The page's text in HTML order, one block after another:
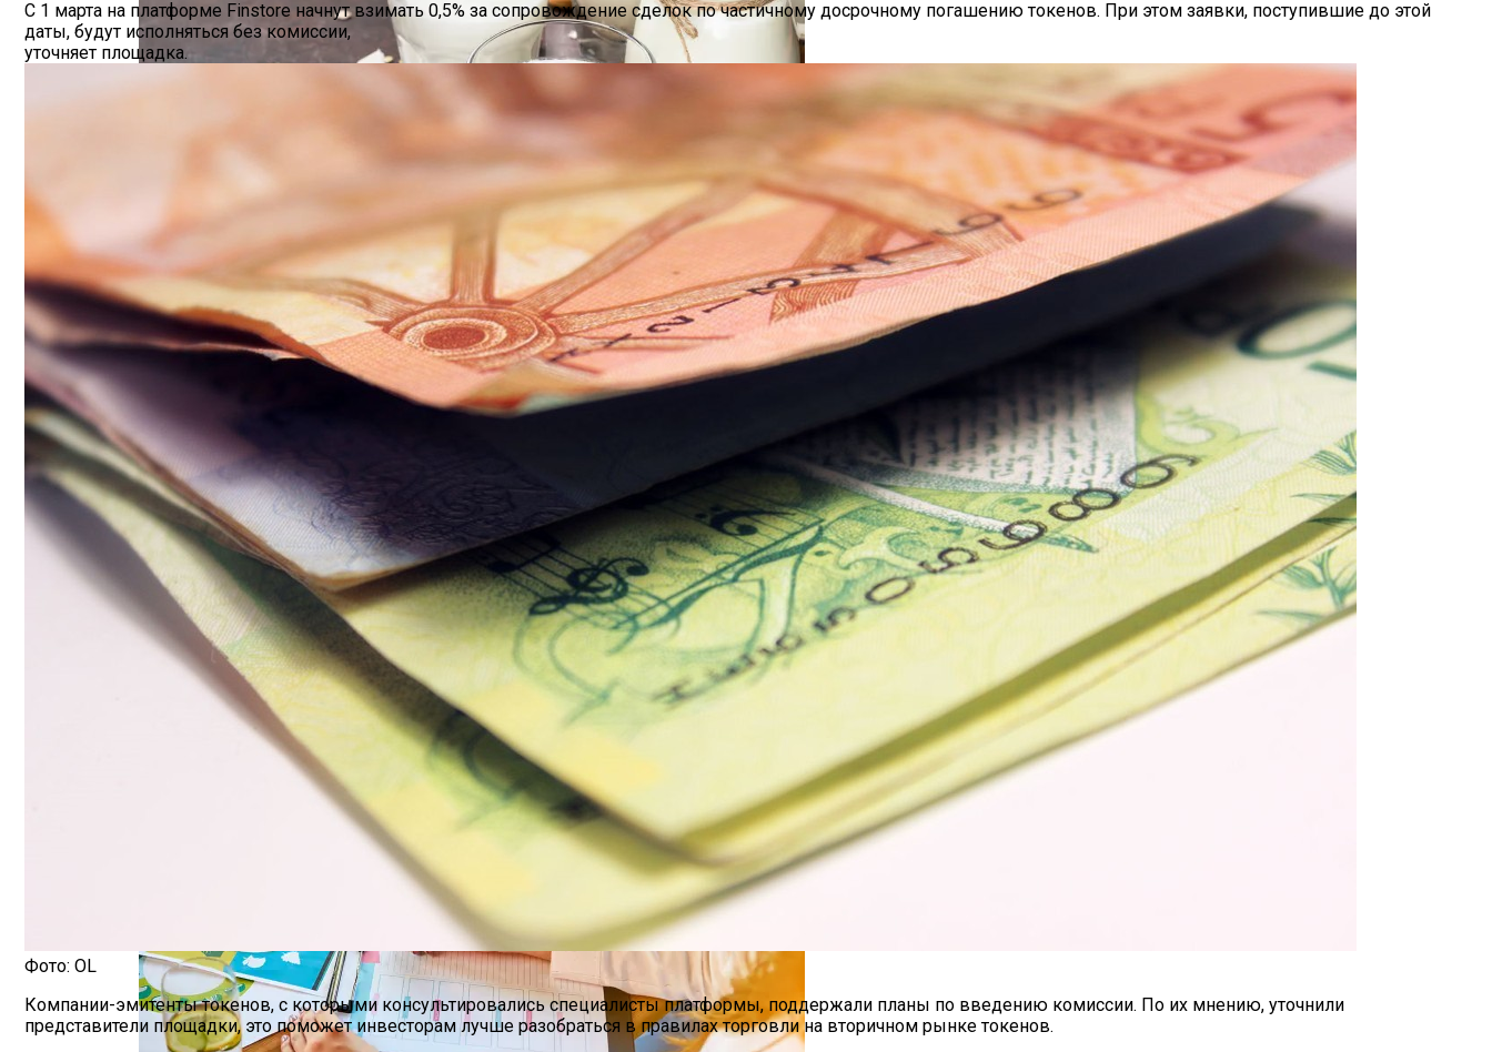
Как Грамотно Начать Карьеру Молодым Специалистам
Какие Навыки Станут Ключевыми Через 10 Лет И Как Подготовиться К Ним Сегодня
Hyundai Santa Fe: Мощное Сочетание Традиций И Новаций При Расходе 6 Л На «сотню»
Какие Кредиты Дают В Беларуси На Китайские Автомобили
Шипы Или Липучка? Что Выбрать В Условиях Российской Зимы?
Безлактозное Молоко — Обычное Молоко Или Хорошая Альтернатива?
7 Домашних Методов Для Улучшения Памяти И Концентрации
С 1 марта на платформе Finstore начнут взимать 0,5% за сопровождение сделок по частичному досрочному погашению токенов. При этом заявки, поступившие до этой
даты, будут исполняться без комиссии,
уточняет площадка.
Фото: OL
Компании-эмитенты токенов, с которыми консультировались специалисты платформы, поддержали планы по введению комиссии. По их мнению, уточнили
представители площадки, это поможет инвесторам лучше разобраться в правилах торговли на вторичном рынке токенов.